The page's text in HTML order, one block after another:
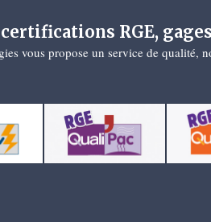
RGE,
vous propose un service de qualité,